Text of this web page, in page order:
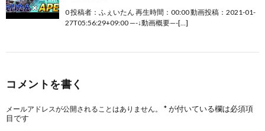
0 投稿者：ふぇいたん 再生時間：00:00 動画投稿：2021-01-
27T05:56:29+09:00 —-↓動画概要—-[…]
コメントを書く
メールアドレスが公開されることはありません。 *が付いている欄は必須項
目です